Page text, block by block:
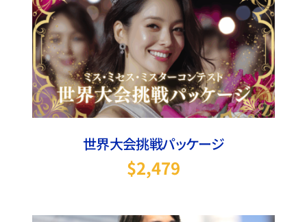
お買い物カゴに追加 / 詳細
世界大会挑戦パッケージ
$2,479